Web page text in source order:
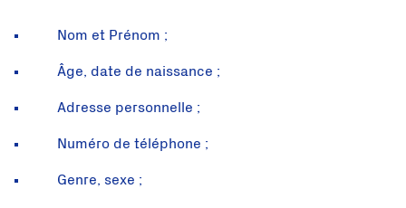
Nom et Prénom ;
Âge, date de naissance ;
Adresse personnelle ;
Numéro de téléphone ;
Genre, sexe ;